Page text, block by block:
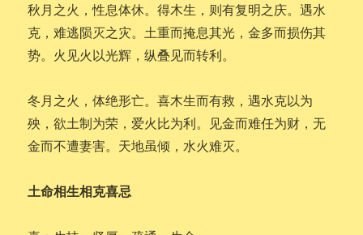
秋月之火，性息体休。得木生，则有复明之庆。遇水
克，难逃陨灭之灾。土重而掩息其光，金多而损伤其
势。火见火以光辉，纵叠见而转利。
冬月之火，体绝形亡。喜木生而有救，遇水克以为
殃，欲土制为荣，爱火比为利。见金而难任为财，无
金而不遭妻害。天地虽倾，水火难灭。
土命相生相克喜忌